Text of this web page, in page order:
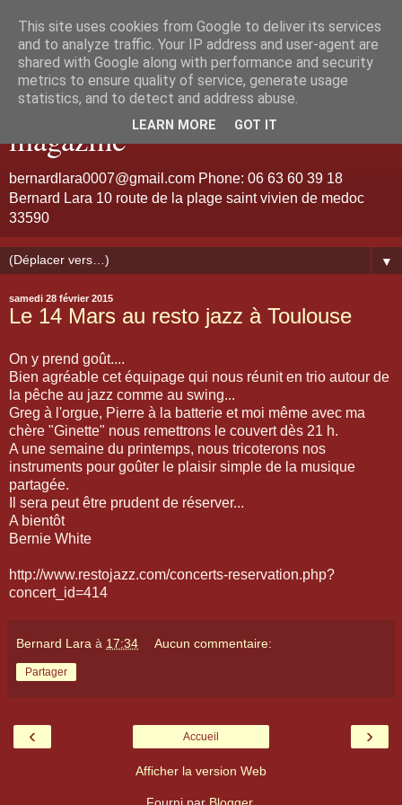
Bernard Lara "Guitariste de
talent et d'émotion" jazz
magazine
bernardlara0007@gmail.com Phone: 06 63 60 39 18
Bernard Lara 10 route de la plage saint vivien de medoc
33590
▼
samedi 28 février 2015
Le 14 Mars au resto jazz à Toulouse
On y prend goût....
Bien agréable cet équipage qui nous réunit en trio autour de
la pêche au jazz comme au swing...
Greg à l'orgue, Pierre à la batterie et moi même avec ma
chère "Ginette" nous remettrons le couvert dès 21 h.
A une semaine du printemps, nous tricoterons nos
instruments pour goûter le plaisir simple de la musique
partagée.
Il sera peut être prudent de réserver...
A bientôt
Bernie White
http://www.restojazz.com/concerts-reservation.php?
concert_id=414
Bernard Lara à 17:34 Aucun commentaire:
Partager
‹ ›
Accueil
Afficher la version Web
Fourni par Blogger.
This site uses cookies from Google to deliver its services
and to analyze traffic. Your IP address and user-agent are
shared with Google along with performance and security
metrics to ensure quality of service, generate usage
statistics, and to detect and address abuse.
LEARN MORE GOT IT